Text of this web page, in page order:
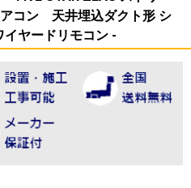
コン 天井埋込ダクト形 シ
ヤードリモコン -